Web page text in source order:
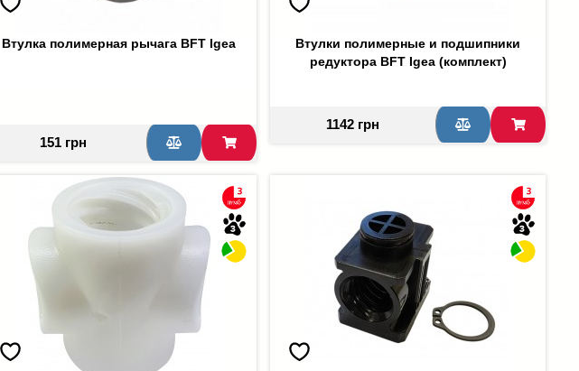
Втулка полимерная рычага BFT Igea
151 грн
Втулки полимерные и подшипники
редуктора BFT Igea (комплект)
1142 грн